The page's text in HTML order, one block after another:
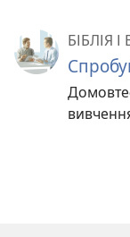
БІБЛІЯ